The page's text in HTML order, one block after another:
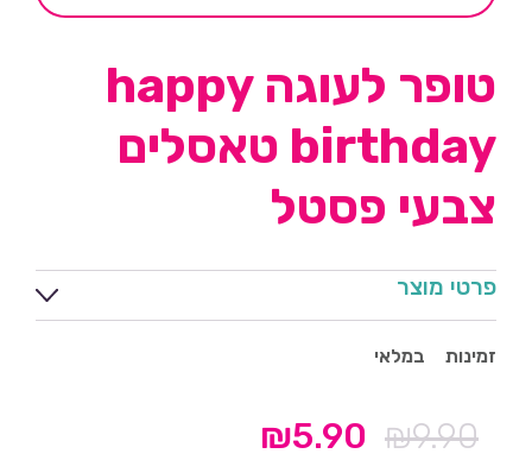
טופר לעוגה happy
birthday טאסלים
צבעי פסטל
פרטי מוצר
זמינות במלאי
₪9.90
המחיר₪5.90